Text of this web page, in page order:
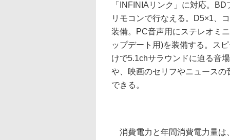
「INFINIAリンク」に対応。
リモコンで行なえる。D5×1、
装備。PC音声用にステレオミ
ップデート用)を装備する。ス
けで5.1chサラウンドに迫る音
や、映画のセリフやニュースの
できる。
消費電力と年間消費電力量は